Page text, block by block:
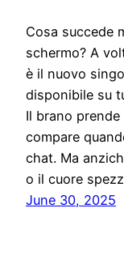
Cosa succede
schermo? A
è il nuovo
disponibile su
Il brano
compare
chat. Ma
o il cuore
June 30, 2025